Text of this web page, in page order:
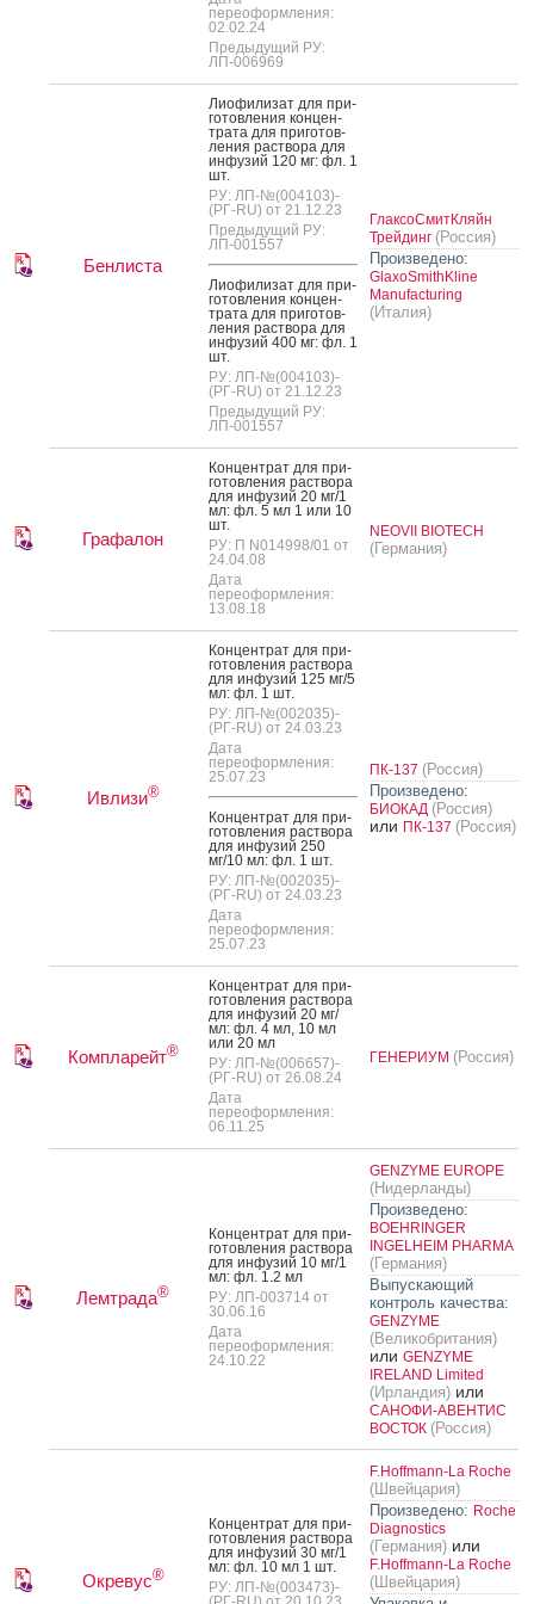
переоформления:
02.02.24
Предыдущий РУ:
ЛП-006969
Бенлиста
Ли­офи­лизат для при­
готов­ле­ния кон­цен­
тра­та для при­готов­
ле­ния рас­тво­ра для
ин­фу­зий 120 мг: фл. 1
шт.
РУ: ЛП-№(004103)-
(РГ-RU) от 21.12.23
Предыдущий РУ:
ЛП-001557
Ли­офи­лизат для при­
готов­ле­ния кон­цен­
тра­та для при­готов­
ле­ния рас­тво­ра для
ин­фу­зий 400 мг: фл. 1
шт.
РУ: ЛП-№(004103)-
(РГ-RU) от 21.12.23
Предыдущий РУ:
ЛП-001557
ГлаксоСмитКляйн
Трейдинг (Россия)
Произведено:
GlaxoSmithKline
Manufacturing
(Италия)
Графалон
Кон­цен­трат для при­
готов­ле­ния рас­тво­ра
для ин­фу­зий 20 мг/1
мл: фл. 5 мл 1 или 10
шт.
РУ: П N014998/01 от
24.04.08
Дата
переоформления:
13.08.18
NEOVII BIOTECH
(Германия)
Ивлизи®
Кон­цен­трат для при­
готов­ле­ния рас­тво­ра
для ин­фу­зий 125 мг/5
мл: фл. 1 шт.
РУ: ЛП-№(002035)-
(РГ-RU) от 24.03.23
Дата
переоформления:
25.07.23
Кон­цен­трат для при­
готов­ле­ния рас­тво­ра
для ин­фу­зий 250
мг/10 мл: фл. 1 шт.
РУ: ЛП-№(002035)-
(РГ-RU) от 24.03.23
Дата
переоформления:
25.07.23
ПК-137 (Россия)
Произведено:
БИОКАД (Россия)
или ПК-137 (Россия)
Компларейт®
Кон­цен­трат для при­
готов­ле­ния рас­тво­ра
для ин­фу­зий 20 мг/
мл: фл. 4 мл, 10 мл
или 20 мл
РУ: ЛП-№(006657)-
(РГ-RU) от 26.08.24
Дата
переоформления:
06.11.25
ГЕНЕРИУМ (Россия)
Лемтрада®
Кон­цен­трат для при­
готов­ле­ния рас­тво­ра
для ин­фу­зий 10 мг/1
мл: фл. 1.2 мл
РУ: ЛП-003714 от
30.06.16
Дата
переоформления:
24.10.22
GENZYME EUROPE
(Нидерланды)
Произведено:
BOEHRINGER
INGELHEIM PHARMA
(Германия)
Выпускающий
контроль качества:
GENZYME
(Великобритания)
или GENZYME
IRELAND Limited
(Ирландия) или
САНОФИ-АВЕНТИС
ВОСТОК (Россия)
Окревус®
Кон­цен­трат для при­
готов­ле­ния рас­тво­ра
для ин­фу­зий 30 мг/1
мл: фл. 10 мл 1 шт.
РУ: ЛП-№(003473)-
F.Hoffmann-La Roche
(Швейцария)
Произведено: Roche
Diagnostics
(Германия) или
F.Hoffmann-La Roche
(Швейцария)